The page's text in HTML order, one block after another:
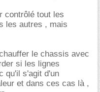
contrôlé tout les
les autres , mais
le chassis avec
si les lignes
qu'il s'agit d'un
et dans ces cas là ,